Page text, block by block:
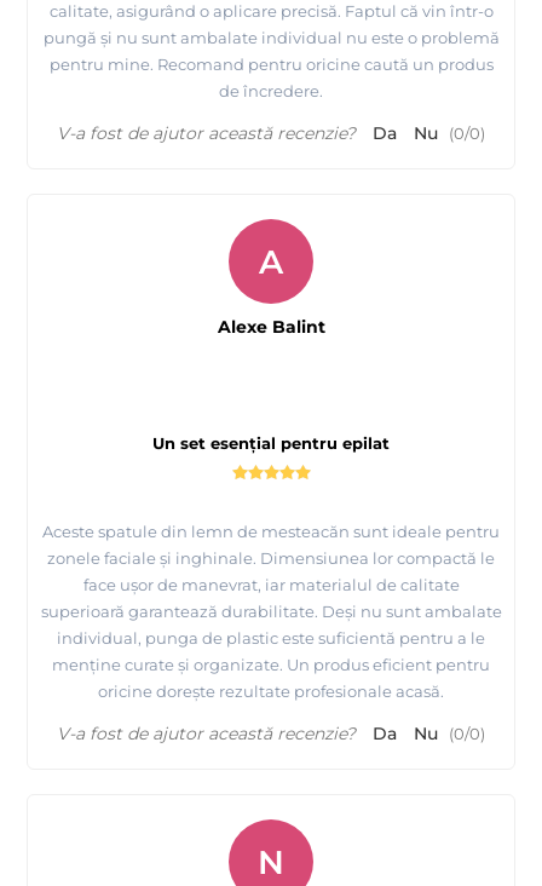
calitate, asigurând o aplicare precisă. Faptul că vin într-o
pungă și nu sunt ambalate individual nu este o problemă
pentru mine. Recomand pentru oricine caută un produs
de încredere.
V-a fost de ajutor această recenzie? Da Nu (0/0)
Un set esențial pentru epilat
Aceste spatule din lemn de mesteacăn sunt ideale pentru
zonele faciale și inghinale. Dimensiunea lor compactă le
face ușor de manevrat, iar materialul de calitate
superioară garantează durabilitate. Deși nu sunt ambalate
individual, punga de plastic este suficientă pentru a le
menține curate și organizate. Un produs eficient pentru
oricine dorește rezultate profesionale acasă.
A
Alexe Balint
V-a fost de ajutor această recenzie? Da Nu (0/0)
N